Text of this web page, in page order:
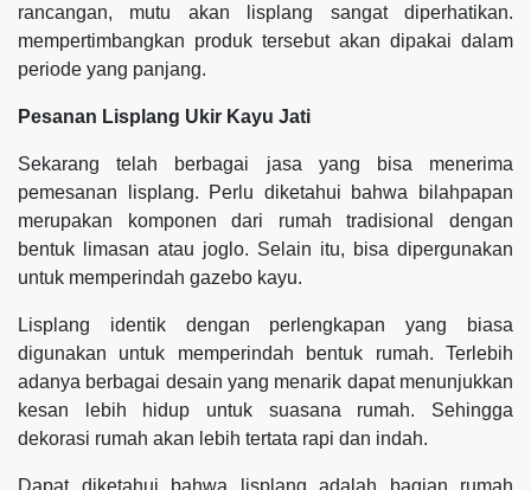
rancangan, mutu akan lisplang sangat diperhatikan.
mempertimbangkan produk tersebut akan dipakai dalam
periode yang panjang.
Pesanan Lisplang Ukir Kayu Jati
Sekarang telah berbagai jasa yang bisa menerima
pemesanan lisplang. Perlu diketahui bahwa bilahpapan
merupakan komponen dari rumah tradisional dengan
bentuk limasan atau joglo. Selain itu, bisa dipergunakan
untuk memperindah gazebo kayu.
Lisplang identik dengan perlengkapan yang biasa
digunakan untuk memperindah bentuk rumah. Terlebih
adanya berbagai desain yang menarik dapat menunjukkan
kesan lebih hidup untuk suasana rumah. Sehingga
dekorasi rumah akan lebih tertata rapi dan indah.
Dapat diketahui bahwa lisplang adalah bagian rumah